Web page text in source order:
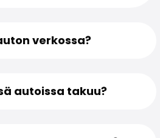
verkossa?
autoissa takuu?